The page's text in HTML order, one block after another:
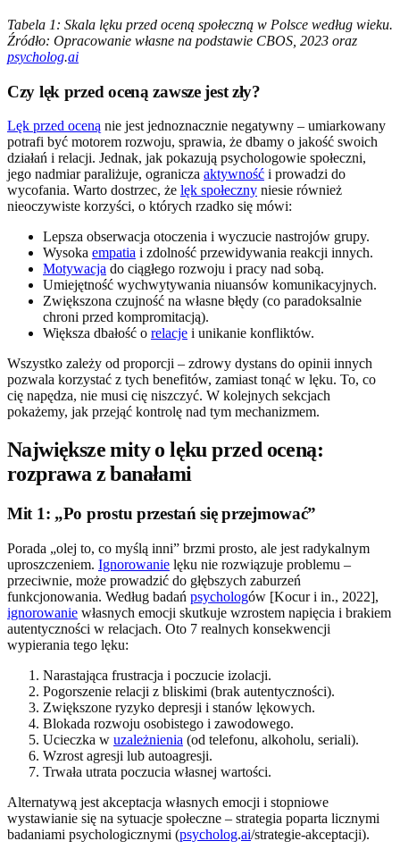
Tabela 1: Skala lęku przed oceną społeczną w Polsce według wieku.
Źródło: Opracowanie własne na podstawie CBOS, 2023 oraz
psycholog.ai
Czy lęk przed oceną zawsze jest zły?
Lęk przed oceną nie jest jednoznacznie negatywny – umiarkowany
potrafi być motorem rozwoju, sprawia, że dbamy o jakość swoich
działań i relacji. Jednak, jak pokazują psychologowie społeczni,
jego nadmiar paraliżuje, ogranicza aktywność i prowadzi do
wycofania. Warto dostrzec, że lęk społeczny niesie również
nieoczywiste korzyści, o których rzadko się mówi:
Lepsza obserwacja otoczenia i wyczucie nastrojów grupy.
Wysoka empatia i zdolność przewidywania reakcji innych.
Motywacja do ciągłego rozwoju i pracy nad sobą.
Umiejętność wychwytywania niuansów komunikacyjnych.
Zwiększona czujność na własne błędy (co paradoksalnie
chroni przed kompromitacją).
Większa dbałość o relacje i unikanie konfliktów.
Wszystko zależy od proporcji – zdrowy dystans do opinii innych
pozwala korzystać z tych benefitów, zamiast tonąć w lęku. To, co
cię napędza, nie musi cię niszczyć. W kolejnych sekcjach
pokażemy, jak przejąć kontrolę nad tym mechanizmem.
Największe mity o lęku przed oceną:
rozprawa z banałami
Mit 1: „Po prostu przestań się przejmować”
Porada „olej to, co myślą inni” brzmi prosto, ale jest radykalnym
uproszczeniem. Ignorowanie lęku nie rozwiązuje problemu –
przeciwnie, może prowadzić do głębszych zaburzeń
funkcjonowania. Według badań psychologów [Kocur i in., 2022],
ignorowanie własnych emocji skutkuje wzrostem napięcia i brakiem
autentyczności w relacjach. Oto 7 realnych konsekwencji
wypierania tego lęku:
Narastająca frustracja i poczucie izolacji.
Pogorszenie relacji z bliskimi (brak autentyczności).
Zwiększone ryzyko depresji i stanów lękowych.
Blokada rozwoju osobistego i zawodowego.
Ucieczka w uzależnienia (od telefonu, alkoholu, seriali).
Wzrost agresji lub autoagresji.
Trwała utrata poczucia własnej wartości.
Alternatywą jest akceptacja własnych emocji i stopniowe
wystawianie się na sytuacje społeczne – strategia poparta licznymi
badaniami psychologicznymi (psycholog.ai/strategie-akceptacji).